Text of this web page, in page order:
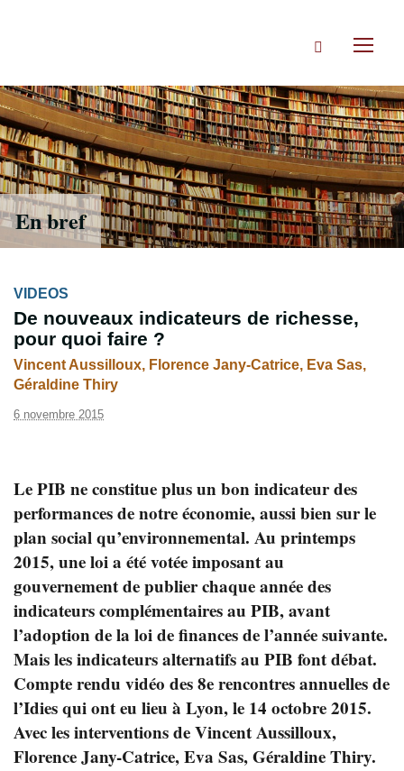
Rechercher
En bref
VIDEOS
De nouveaux indicateurs de richesse,
pour quoi faire ?
Vincent Aussilloux, Florence Jany-Catrice, Eva Sas,
Géraldine Thiry
6 novembre 2015
Le PIB ne constitue plus un bon indicateur des
performances de notre économie, aussi bien sur le
plan social qu’environnemental. Au printemps
2015, une loi a été votée imposant au
gouvernement de publier chaque année des
indicateurs complémentaires au PIB, avant
l’adoption de la loi de finances de l’année suivante.
Mais les indicateurs alternatifs au PIB font débat.
Compte rendu vidéo des 8e rencontres annuelles de
l’Idies qui ont eu lieu à Lyon, le 14 octobre 2015.
Avec les interventions de Vincent Aussilloux,
Florence Jany-Catrice, Eva Sas, Géraldine Thiry.